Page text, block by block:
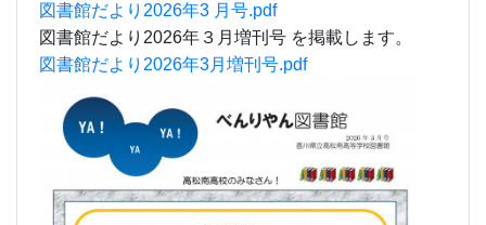
図書館だより2026年3 月号.pdf
図書館だより2026年３月増刊号 を掲載します。
図書館だより2026年3月増刊号.pdf